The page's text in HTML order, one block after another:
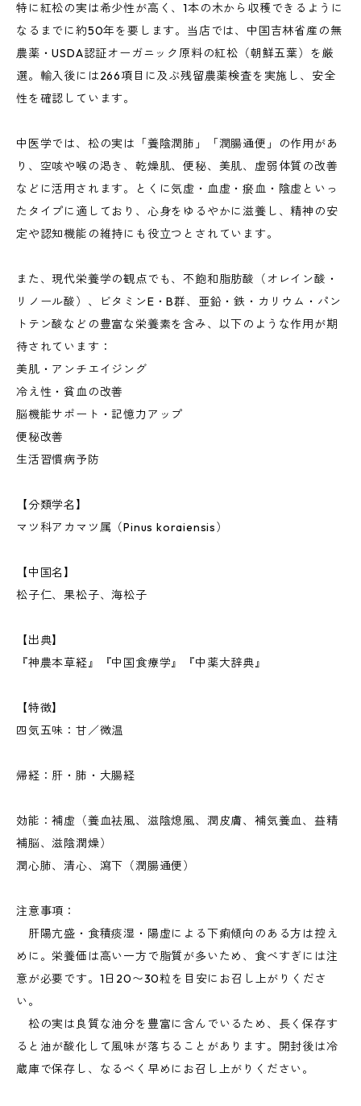
特に紅松の実は希少性が高く、1本の木から収穫できるように
なるまでに約50年を要します。当店では、中国吉林省産の無
農薬・USDA認証オーガニック原料の紅松（朝鮮五葉）を厳
選。輸入後には266項目に及ぶ残留農薬検査を実施し、安全
性を確認しています。
中医学では、松の実は「養陰潤肺」「潤腸通便」の作用があ
り、空咳や喉の渇き、乾燥肌、便秘、美肌、虚弱体質の改善
などに活用されます。とくに気虚・血虚・瘀血・陰虚といっ
たタイプに適しており、心身をゆるやかに滋養し、精神の安
定や認知機能の維持にも役立つとされています。
また、現代栄養学の観点でも、不飽和脂肪酸（オレイン酸・
リノール酸）、ビタミンE・B群、亜鉛・鉄・カリウム・パン
トテン酸などの豊富な栄養素を含み、以下のような作用が期
待されています：
美肌・アンチエイジング
冷え性・貧血の改善
脳機能サポート・記憶力アップ
便秘改善
生活習慣病予防
【分類学名】
マツ科アカマツ属（Pinus koraiensis）
【中国名】
松子仁、果松子、海松子
【出典】
『神農本草経』『中国食療学』『中薬大辞典』
【特徴】
四気五味：甘／微温
帰経：肝・肺・大腸経
効能：補虚（養血祛風、滋陰熄風、潤皮膚、補気養血、益精
補脳、滋陰潤燥）
潤心肺、清心、瀉下（潤腸通便）
注意事項：
肝陽亢盛・食積痰湿・陽虚による下痢傾向のある方は控え
めに。栄養価は高い一方で脂質が多いため、食べすぎには注
意が必要です。1日20〜30粒を目安にお召し上がりくださ
い。
松の実は良質な油分を豊富に含んでいるため、長く保存す
ると油が酸化して風味が落ちることがあります。開封後は冷
蔵庫で保存し、なるべく早めにお召し上がりください。